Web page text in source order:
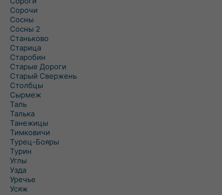
Сорочи
Сосны
Сосны 2
Станьково
Старица
Старобин
Старые Дороги
Старый Свержень
Столбцы
Сырмеж
Таль
Талька
Танежицы
Тимковичи
Турец-Бояры
Турин
Углы
Узда
Уречье
Усяж